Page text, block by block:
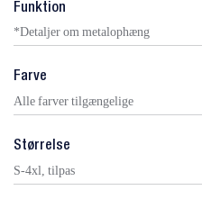
Funktion
*Detaljer om metalophæng
Farve
Alle farver tilgængelige
Størrelse
S-4xl, tilpas